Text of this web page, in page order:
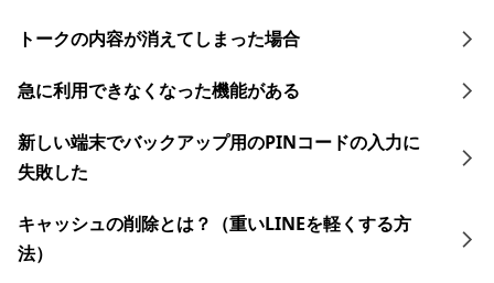
トークの内容が消えてしまった場合
急に利用できなくなった機能がある
新しい端末でバックアップ用のPINコードの入力に
失敗した
キャッシュの削除とは？（重いLINEを軽くする方
法）